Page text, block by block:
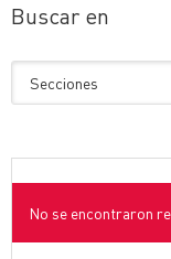
Buscar en
No se encontraron